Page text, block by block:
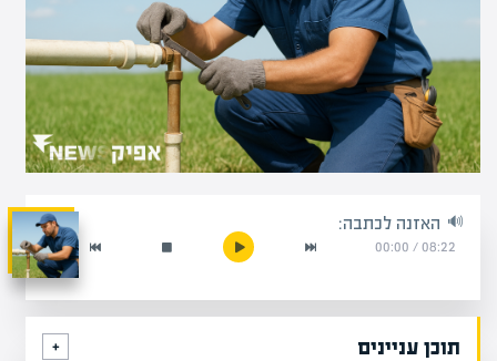
האזנה לכתבה:
08:22
/
00:00
תוכן עניינים